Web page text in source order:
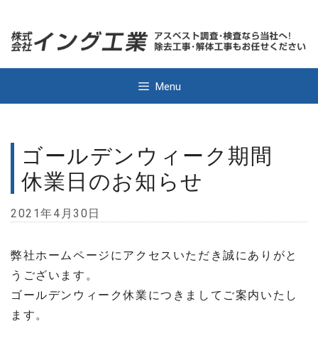
content
Menu
ゴールデンウィーク期間
休業日のお知らせ
2021年4月30日
弊社ホームページにアクセスいただき誠にありがと
うございます。
ゴールデンウィーク休業につきましてご案内いたし
ます。